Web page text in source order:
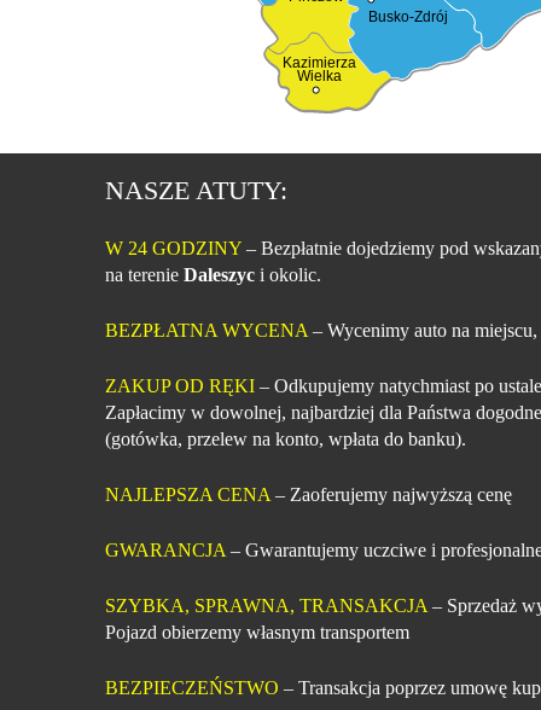
Kazimierza
Wielka
Busko-Zdrój
NASZE ATUTY:
W 24 GODZINY – Bezpłatnie dojedziemy pod
na terenie Daleszyc i okolic.
BEZPŁATNA WYCENA – Wycenimy auto na
ZAKUP OD RĘKI – Odkupujemy natychmiast po
Zapłacimy w dowolnej, najbardziej dla Państwa
(gotówka, przelew na konto, wpłata do banku).
NAJLEPSZA CENA – Zaoferujemy najwyższą cenę
GWARANCJA – Gwarantujemy uczciwe i
SZYBKA, SPRAWNA, TRANSAKCJA – Sprzedaż
Pojazd obierzemy własnym transportem
BEZPIECZEŃSTWO – Transakcja poprzez umowę